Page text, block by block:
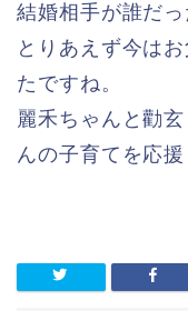
結婚相手が誰だ
とりあえず今は
たですね。
麗禾ちゃんと勸
んの子育てを応援